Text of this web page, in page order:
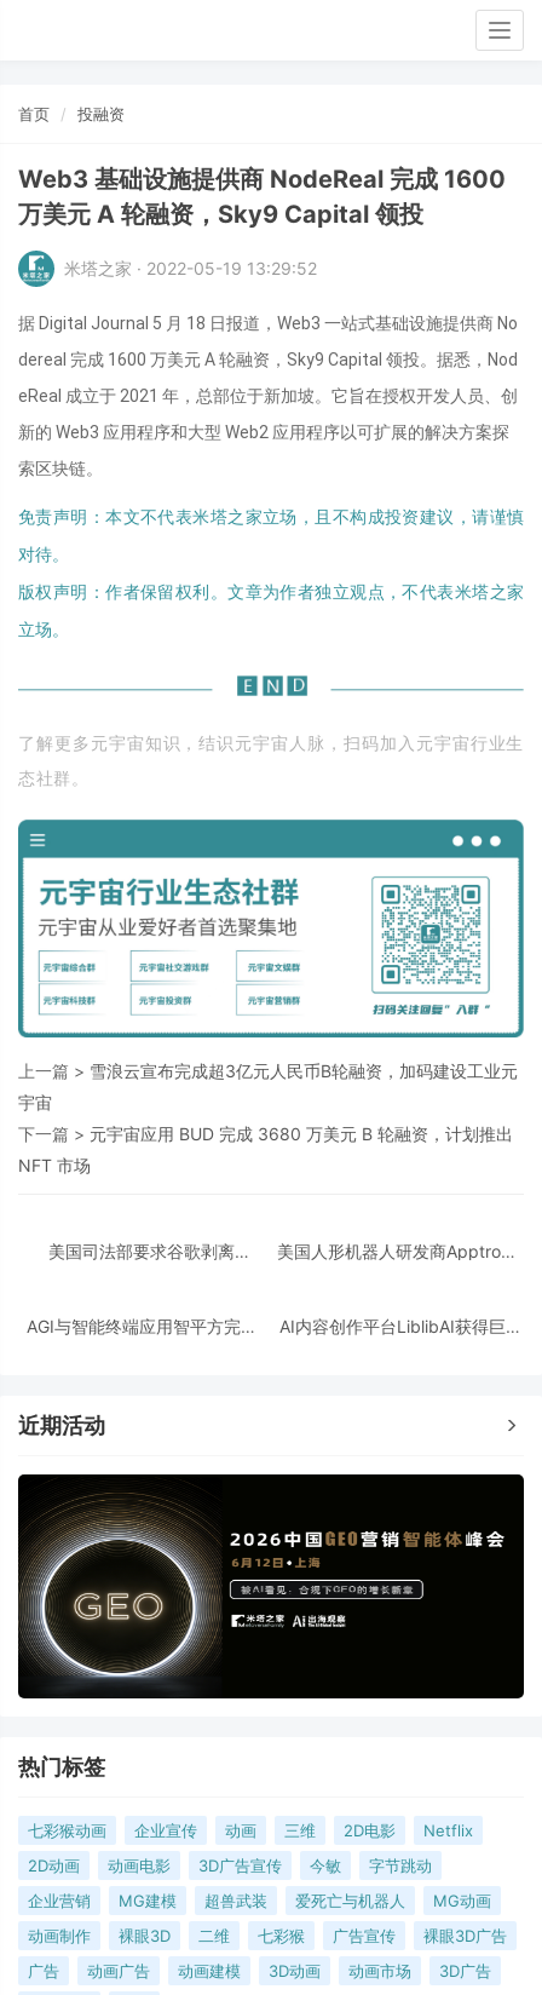
首页 投融资
Web3 基础设施提供商 NodeReal 完成 1600
万美元 A 轮融资，Sky9 Capital 领投
米塔之家 · 2022-05-19 13:29:52
据 Digital Journal 5 月 18 日报道，Web3 一站式基础设施提供商 No
dereal 完成 1600 万美元 A 轮融资，Sky9 Capital 领投。据悉，Nod
eReal 成立于 2021 年，总部位于新加坡。它旨在授权开发人员、创
新的 Web3 应用程序和大型 Web2 应用程序以可扩展的解决方案探
索区块链。
免责声明：本文不代表米塔之家立场，且不构成投资建议，请谨慎
对待。
版权声明：作者保留权利。文章为作者独立观点，不代表米塔之家
立场。
了解更多元宇宙知识，结识元宇宙人脉，扫码加入元宇宙行业生
态社群。
上一篇 > 雪浪云宣布完成超3亿元人民币B轮融资，加码建设工业元
宇宙
下一篇 > 元宇宙应用 BUD 完成 3680 万美元 B 轮融资，计划推出
NFT 市场
美国司法部要求谷歌剥离
美国人形机器人研发商Apptronik
AGI与智能终端应用智平方完成
AI内容创作平台LiblibAI获得巨人
近期活动
热门标签
七彩猴动画 企业宣传 动画 三维 2D电影
Netflix
2D动画
动画电影 3D广告宣传 今敏
字节跳动
企业营销
MG建模 超兽武装 爱死亡与机器人
MG动画
动画制作
裸眼3D 二维 七彩猴 广告宣传
裸眼3D广告
广告
动画广告 动画建模 3D动画 动画市场
3D广告